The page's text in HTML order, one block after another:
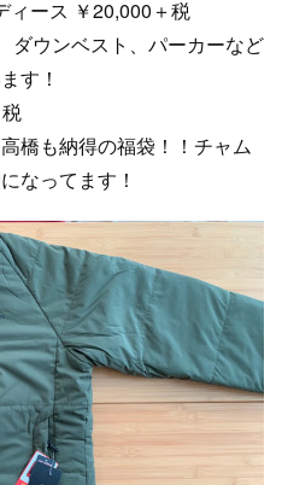
ィース ￥20,000＋税
ダウンベスト、パーカーなど
す！
橋も納得の福袋！！チャム
なってます！